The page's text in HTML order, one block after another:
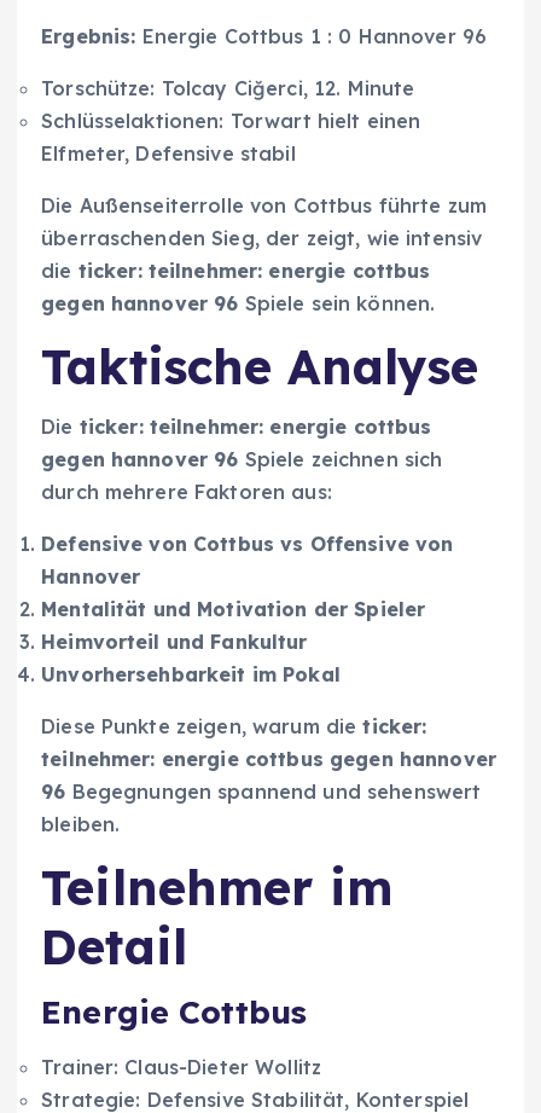
Ergebnis: Energie Cottbus 1 : 0 Hannover 96
Torschütze: Tolcay Ciğerci, 12. Minute
Schlüsselaktionen: Torwart hielt einen
Elfmeter, Defensive stabil
Die Außenseiterrolle von Cottbus führte zum
überraschenden Sieg, der zeigt, wie intensiv
die ticker: teilnehmer: energie cottbus
gegen hannover 96 Spiele sein können.
Taktische Analyse
Die ticker: teilnehmer: energie cottbus
gegen hannover 96 Spiele zeichnen sich
durch mehrere Faktoren aus:
Defensive von Cottbus vs Offensive von
Hannover
Mentalität und Motivation der Spieler
Heimvorteil und Fankultur
Unvorhersehbarkeit im Pokal
Diese Punkte zeigen, warum dieticker:
teilnehmer: energie cottbus gegen hannover
96 Begegnungen spannend und sehenswert
bleiben.
Teilnehmer im
Detail
Energie Cottbus
Trainer: Claus-Dieter Wollitz
Strategie: Defensive Stabilität, Konterspiel